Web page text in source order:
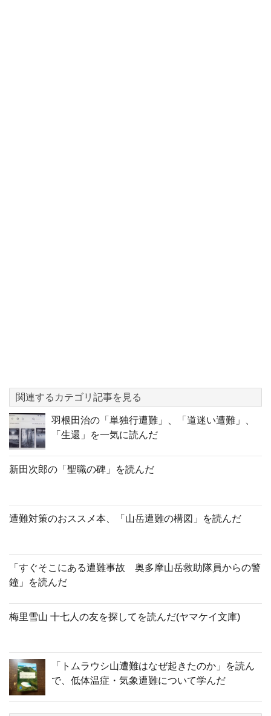
関連するカテゴリ記事を見る
羽根田治の「単独行遭難」、「道迷い遭難」、
「生還」を一気に読んだ
新田次郎の「聖職の碑」を読んだ
遭難対策のおススメ本、「山岳遭難の構図」を読んだ
「すぐそこにある遭難事故 奥多摩山岳救助隊員からの警
鐘」を読んだ
梅里雪山 十七人の友を探してを読んだ(ヤマケイ文庫)
「トムラウシ山遭難はなぜ起きたのか」を読ん
で、低体温症・気象遭難について学んだ